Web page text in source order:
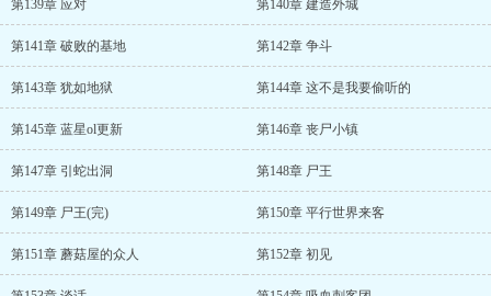
第139章 应对 第140章 建造外城
第141章 破败的基地 第142章 争斗
第143章 犹如地狱 第144章 这不是我要偷听的
第145章 蓝星ol更新 第146章 丧尸小镇
第147章 引蛇出洞 第148章 尸王
第149章 尸王(完) 第150章 平行世界来客
第151章 蘑菇屋的众人 第152章 初见